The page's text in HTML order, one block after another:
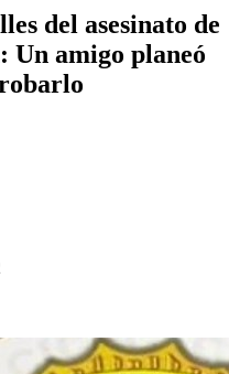
del asesinato de
Un amigo planeó